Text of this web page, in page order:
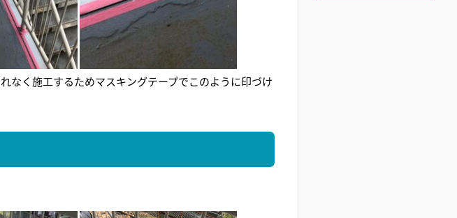
なく施工するためマスキングテープでこのように印づけ